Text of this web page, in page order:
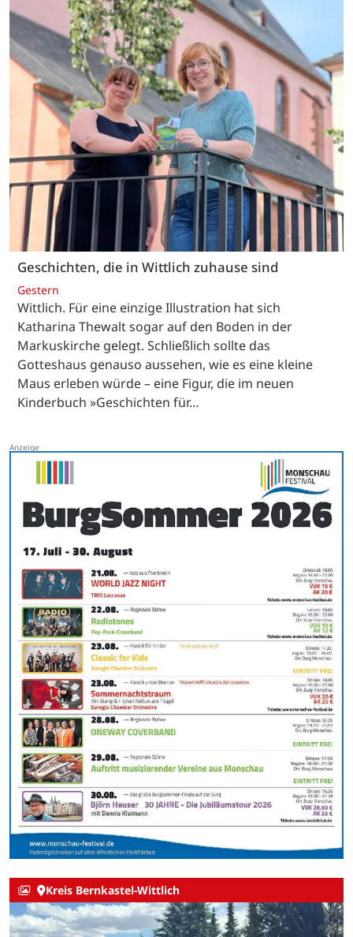
Geschichten, die in Wittlich zuhause sind
Gestern
Wittlich. Für eine einzige Illustration hat sich
Katharina Thewalt sogar auf den Boden in der
Markuskirche gelegt. Schließlich sollte das
Gotteshaus genauso aussehen, wie es eine kleine
Maus erleben würde – eine Figur, die im neuen
Kinderbuch »Geschichten für…
Kreis Bernkastel-Wittlich